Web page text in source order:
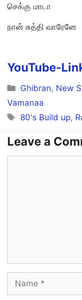
செக்கு மாடா
நான் சுத்தி வாரேனே
YouTube-
Categories
Ghibran, New
Vamanaa
Tags
80's Build up,
Leave a
Name